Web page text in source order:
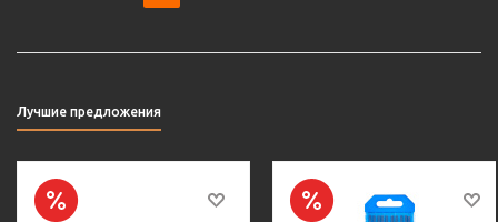
Лучшие предложения